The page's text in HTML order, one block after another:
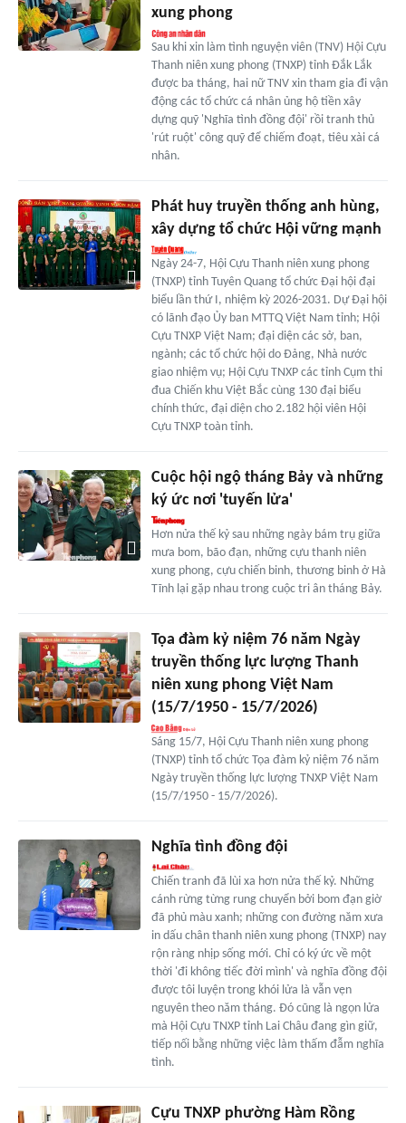
xung phong
Sau khi xin làm tình nguyện viên (TNV) Hội Cựu
Thanh niên xung phong (TNXP) tỉnh Đắk Lắk
được ba tháng, hai nữ TNV xin tham gia đi vận
động các tổ chức cá nhân ủng hộ tiền xây
dựng quỹ 'Nghĩa tình đồng đội' rồi tranh thủ
'rút ruột' công quỹ để chiếm đoạt, tiêu xài cá
nhân.
Phát huy truyền thống anh hùng,
xây dựng tổ chức Hội vững mạnh
Ngày 24-7, Hội Cựu Thanh niên xung phong
(TNXP) tỉnh Tuyên Quang tổ chức Đại hội đại
biểu lần thứ I, nhiệm kỳ 2026-2031. Dự Đại hội
có lãnh đạo Ủy ban MTTQ Việt Nam tỉnh; Hội
Cựu TNXP Việt Nam; đại diện các sở, ban,
ngành; các tổ chức hội do Đảng, Nhà nước
giao nhiệm vụ; Hội Cựu TNXP các tỉnh Cụm thi
đua Chiến khu Việt Bắc cùng 130 đại biểu
chính thức, đại diện cho 2.182 hội viên Hội
Cựu TNXP toàn tỉnh.
Cuộc hội ngộ tháng Bảy và những
ký ức nơi 'tuyến lửa'
Hơn nửa thế kỷ sau những ngày bám trụ giữa
mưa bom, bão đạn, những cựu thanh niên
xung phong, cựu chiến binh, thương binh ở Hà
Tĩnh lại gặp nhau trong cuộc tri ân tháng Bảy.
Tọa đàm kỷ niệm 76 năm Ngày
truyền thống lực lượng Thanh
niên xung phong Việt Nam
(15/7/1950 - 15/7/2026)
Sáng 15/7, Hội Cựu Thanh niên xung phong
(TNXP) tỉnh tổ chức Tọa đàm kỷ niệm 76 năm
Ngày truyền thống lực lượng TNXP Việt Nam
(15/7/1950 - 15/7/2026).
Nghĩa tình đồng đội
Chiến tranh đã lùi xa hơn nửa thế kỷ. Những
cánh rừng từng rung chuyển bởi bom đạn giờ
đã phủ màu xanh; những con đường năm xưa
in dấu chân thanh niên xung phong (TNXP) nay
rộn ràng nhịp sống mới. Chỉ có ký ức về một
thời 'đi không tiếc đời mình' và nghĩa đồng đội
được tôi luyện trong khói lửa là vẫn vẹn
nguyên theo năm tháng. Đó cũng là ngọn lửa
mà Hội Cựu TNXP tỉnh Lai Châu đang gìn giữ,
tiếp nối bằng những việc làm thấm đẫm nghĩa
tình.
Cựu TNXP phường Hàm Rồng